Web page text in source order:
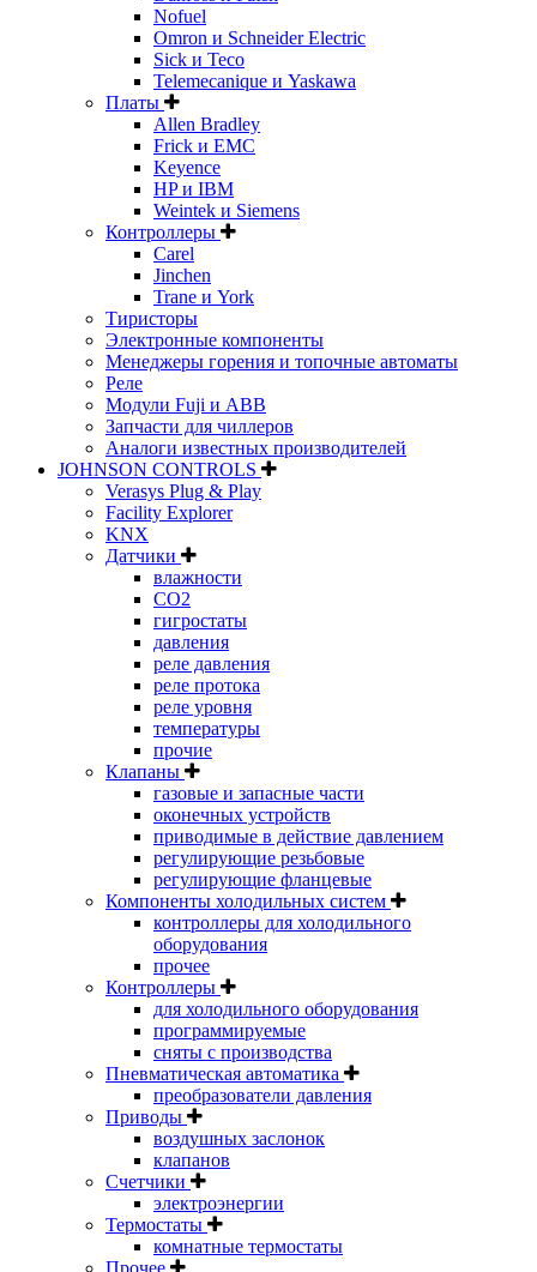
Nofuel
Omron и Schneider Electric
Sick и Teco
Telemecanique и Yaskawa
Платы
Allen Bradley
Frick и EMC
Keyence
HP и IBM
Weintek и Siemens
Контроллеры
Carel
Jinchen
Trane и York
Тиристоры
Электронные компоненты
Менеджеры горения и топочные автоматы
Реле
Модули Fuji и ABB
Запчасти для чиллеров
Аналоги известных производителей
JOHNSON CONTROLS
Verasys Plug & Play
Facility Explorer
KNX
Датчики
влажности
CO2
гигростаты
давления
реле давления
реле протока
реле уровня
температуры
прочие
Клапаны
газовые и запасные части
оконечных устройств
приводимые в действие давлением
регулирующие резьбовые
регулирующие фланцевые
Компоненты холодильных систем
контроллеры для холодильного
оборудования
прочее
Контроллеры
для холодильного оборудования
программируемые
сняты с производства
Пневматическая автоматика
преобразователи давления
Приводы
воздушных заслонок
клапанов
Счетчики
электроэнергии
Термостаты
комнатные термостаты